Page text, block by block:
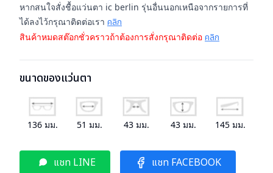
หากสนใจสั่งชื้อแว่นตา ic berlin รุ่นอื่นนอกเหนือจากรายการที่
ได้ลงไว้กรุณาติดต่อเรา คลิก
สินค้าหมดสต๊อกชั่วคราวถ้าต้องการสั่งกรุณาติดต่อ คลิก
ขนาดของแว่นตา
136 มม. 51 มม. 43มม. 43มม. 145มม.
แชท LINE แชท FACEBOOK